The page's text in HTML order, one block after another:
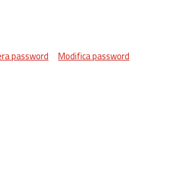
password Modifica password